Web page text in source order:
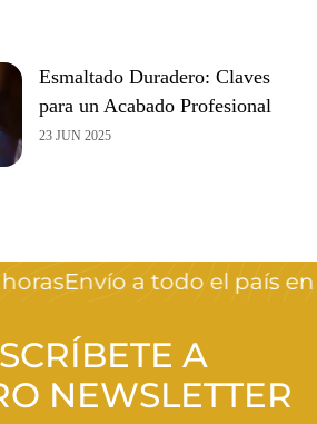
Esmaltado Duradero: Claves
para un Acabado Profesional
23 JUN 2025
Envío a todo el país en
A
NEWSLETTER